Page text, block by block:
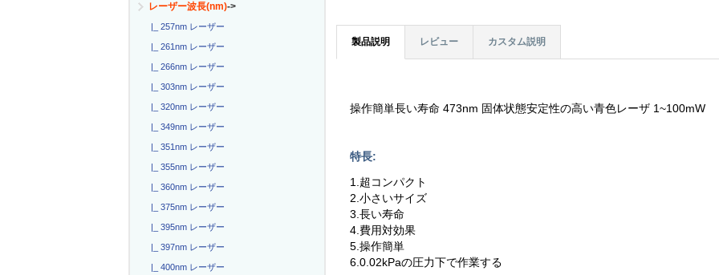
レーザー波長(nm)->
|_ 257nm レーザー
|_ 261nm レーザー
|_ 266nm レーザー
|_ 303nm レーザー
|_ 320nm レーザー
|_ 349nm レーザー
|_ 351nm レーザー
|_ 355nm レーザー
|_ 360nm レーザー
|_ 375nm レーザー
|_ 395nm レーザー
|_ 397nm レーザー
|_ 400nm レーザー
製品説明 レビュー カスタム説明
操作簡単長い寿命 473nm 固体状態安定性の高い青色レーザ 1~100mW
特長:
1.超コンパクト
2.小さいサイズ
3.長い寿命
4.費用対効果
5.操作簡単
6.0.02kPaの圧力下で作業する